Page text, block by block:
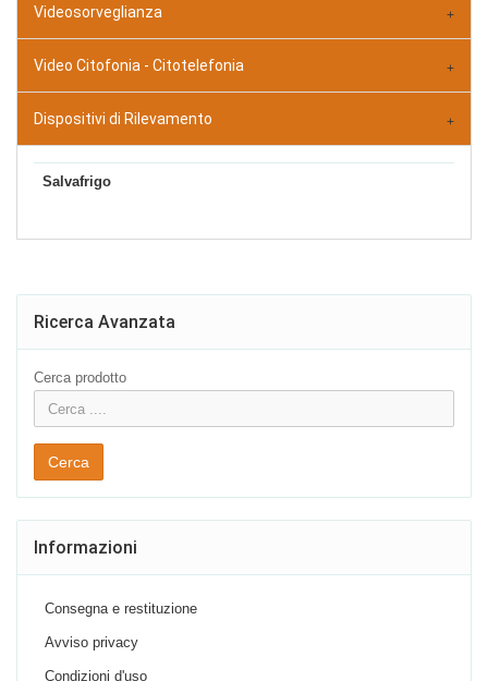
Videosorveglianza
Video Citofonia - Citotelefonia
Dispositivi di Rilevamento
Salvafrigo
Ricerca Avanzata
Cerca prodotto
Cerca
Informazioni
Consegna e restituzione
Avviso privacy
Condizioni d'uso